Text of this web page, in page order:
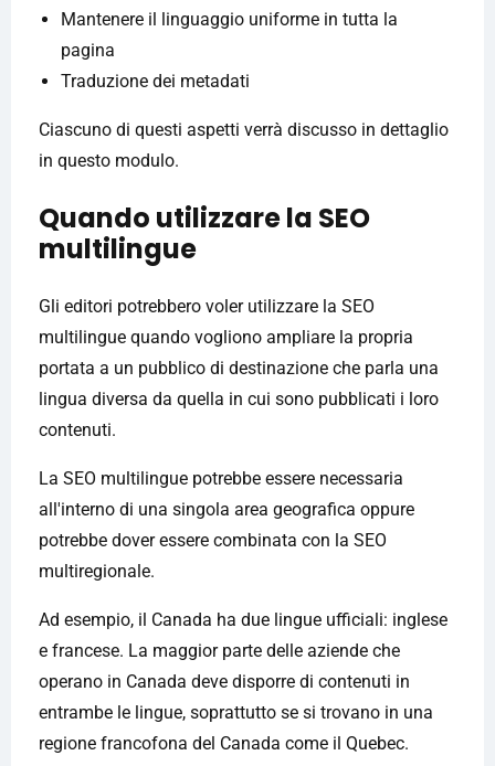
Mantenere il linguaggio uniforme in tutta la
pagina
Traduzione dei metadati
Ciascuno di questi aspetti verrà discusso in dettaglio
in questo modulo.
Quando utilizzare la SEO
multilingue
Gli editori potrebbero voler utilizzare la SEO
multilingue quando vogliono ampliare la propria
portata a un pubblico di destinazione che parla una
lingua diversa da quella in cui sono pubblicati i loro
contenuti.
La SEO multilingue potrebbe essere necessaria
all'interno di una singola area geografica oppure
potrebbe dover essere combinata con la SEO
multiregionale.
Ad esempio, il Canada ha due lingue ufficiali: inglese
e francese. La maggior parte delle aziende che
operano in Canada deve disporre di contenuti in
entrambe le lingue, soprattutto se si trovano in una
regione francofona del Canada come il Quebec.